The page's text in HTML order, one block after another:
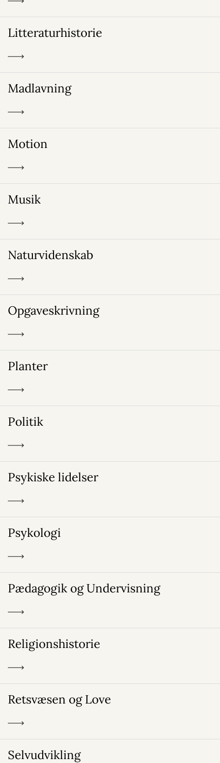
Litteraturhistorie
Madlavning
Motion
Musik
Naturvidenskab
Opgaveskrivning
Planter
Politik
Psykiske lidelser
Psykologi
Pædagogik og Undervisning
Religionshistorie
Retsvæsen og Love
Selvudvikling